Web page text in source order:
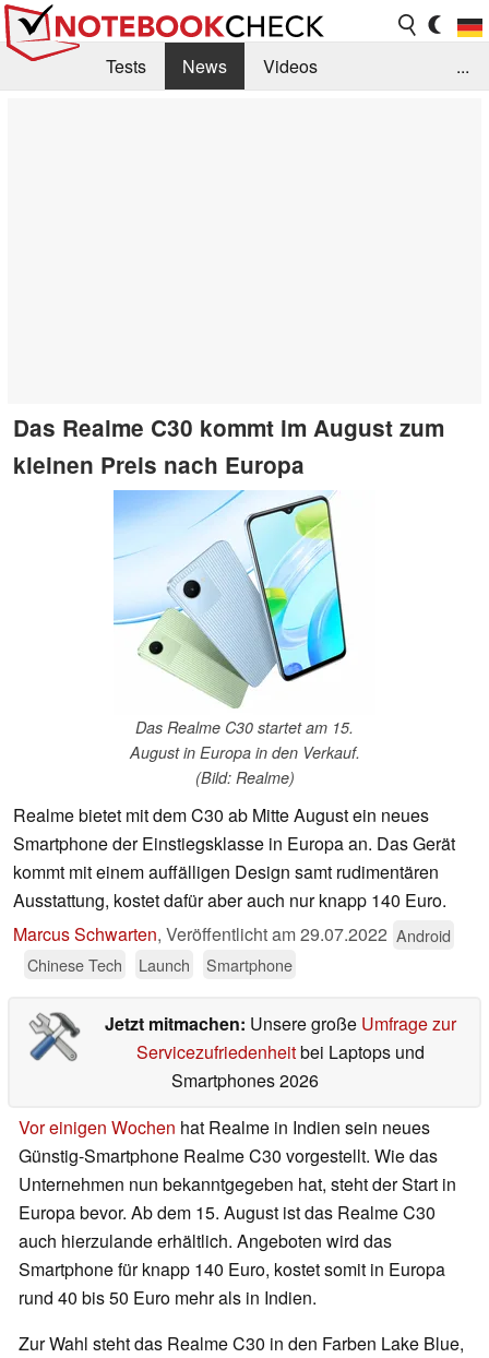
Tests News
Videos
...
Das Realme C30 kommt im August zum
kleinen Preis nach Europa
Das Realme C30 startet am 15.
August in Europa in den Verkauf.
(Bild: Realme)
Realme bietet mit dem C30 ab Mitte August ein neues
Smartphone der Einstiegsklasse in Europa an. Das Gerät
kommt mit einem auffälligen Design samt rudimentären
Ausstattung, kostet dafür aber auch nur knapp 140 Euro.
Marcus Schwarten, Veröffentlicht am29.07.2022 Android
Chinese Tech
Launch Smartphone
Jetzt mitmachen: Unsere große Umfrage zur
Servicezufriedenheitbei Laptops und
Smartphones 2026
Vor einigen Wochen hat Realme in Indien sein neues
Günstig-Smartphone Realme C30 vorgestellt. Wie das
Unternehmen nun bekanntgegeben hat, steht der Start in
Europa bevor. Ab dem 15. August ist das Realme C30
auch hierzulande erhältlich. Angeboten wird das
Smartphone für knapp 140 Euro, kostet somit in Europa
rund 40 bis 50 Euro mehr als in Indien.
Zur Wahl steht das Realme C30 in den Farben Lake Blue,